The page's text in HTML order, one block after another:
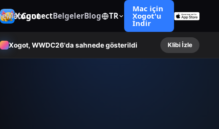
Xogot
MacConnectBelgelerBlog TR
Mac için
Xogot'u
İndir
Xogot, WWDC26'da sahnede gösterildi Klibi İzle